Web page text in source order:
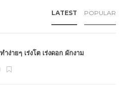
LATEST POPULAR
ง่ายๆ เร่งโต เร่งดอก ผักงาม